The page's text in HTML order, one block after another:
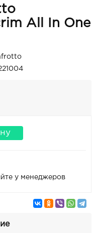
All In One
у менеджеров